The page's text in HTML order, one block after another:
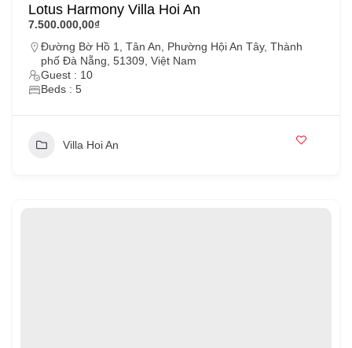
Lotus Harmony Villa Hoi An
7.500.000,00₫
Đường Bờ Hồ 1, Tân An, Phường Hội An Tây, Thành
phố Đà Nẵng, 51309, Việt Nam
Guest : 10
Beds : 5
Villa Hoi An